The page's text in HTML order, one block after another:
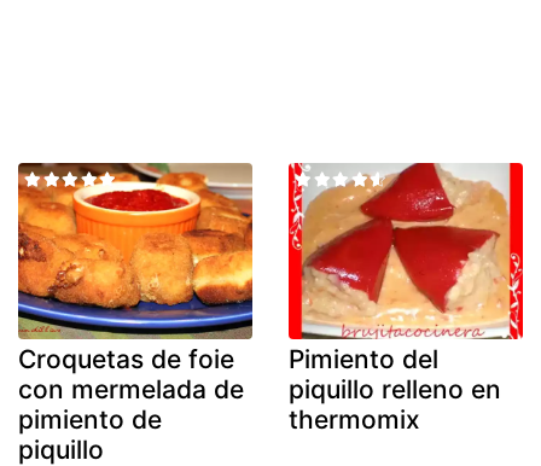
Croquetas de foie
con mermelada de
pimiento de
piquillo
Pimiento del
piquillo relleno en
thermomix